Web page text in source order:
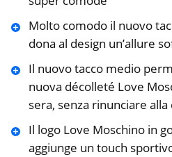
Molto comodo il nuovo
dona al design un’allure
Il nuovo tacco medio
nuova décolleté Love
sera, senza rinunciare
Il logo Love Moschino in
aggiunge un touch